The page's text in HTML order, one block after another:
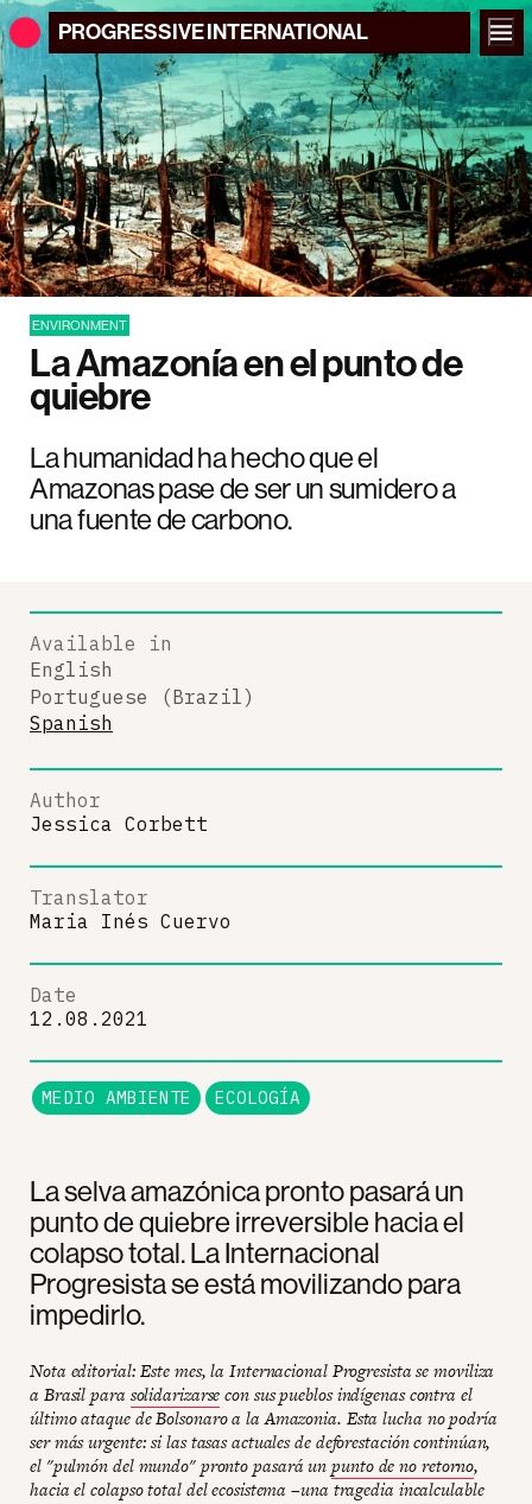
PROGRESSIVEINTERNATIONAL
ENVIRONMENT
La Amazonía en el punto de
quiebre
La humanidad ha hecho que el
Amazonas pase de ser un sumidero a
una fuente de carbono.
La selva amazónica pronto pasará un
punto de quiebre irreversible hacia el
colapso total. La Internacional
Progresista se está movilizando para
impedirlo.
Nota editorial: Este mes, la Internacional Progresista se moviliza
a Brasil para solidarizarsecon sus pueblos indígenas contra el
último ataque de Bolsonaro a la Amazonia. Esta lucha no podría
ser más urgente: si las tasas actuales de deforestación continúan,
el "pulmón del mundo" pronto pasará unpunto de no retorno,
hacia el colapso total del ecosistema –una tragedia incalculable
Available in
English
Portuguese (Brazil)
Spanish
Author
Jessica Corbett
Translator
Maria Inés Cuervo
Date
12.08.2021
MEDIO AMBIENTE ECOLOGÍA